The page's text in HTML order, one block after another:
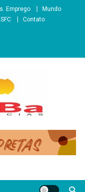
Emprego
Mundo
Contato